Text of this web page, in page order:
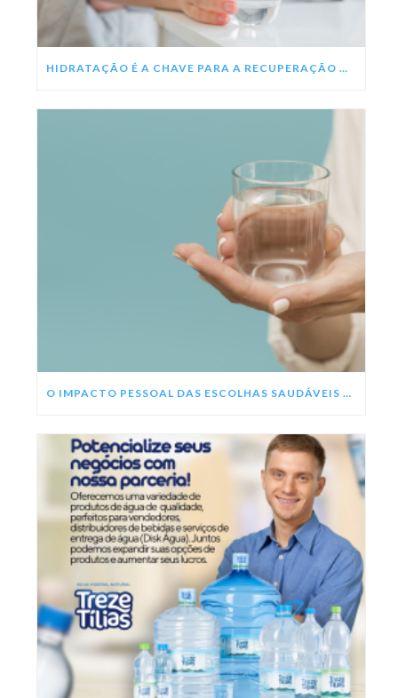
HIDRATAÇÃO É A CHAVE PARA A RECUPERAÇÃO DA DENGUE
O IMPACTO PESSOAL DAS ESCOLHAS SAUDÁVEIS NESSE ANO